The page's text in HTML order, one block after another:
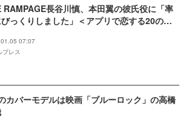
RAMPAGE長谷川慎、本田翼の彼氏役に「率
っくりしました」＜アプリで恋する20の条
07:07
プレス
カバーモデルは映画「ブルーロック」の高橋